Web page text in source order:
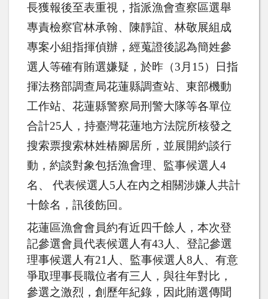
長獲報後至表重視， 指派漁會查察區選舉
專責檢察官林承翰、陳靜誼、林敬展組成
專案小組指揮偵辦，經蒐證後認為簡姓參
選人等確有賄選嫌疑，於昨（3 月 15）日指
揮法務部調查局花蓮縣調查站、東部機動
工作站、花蓮縣警察局刑警大隊等各單位
合計25 人，持臺灣花蓮地方法院所核發之
搜索票搜索林姓樁腳居所，並展開約談行
動，約談對象包括漁會理、監事候選人4
名、 代表候選人 5 人在內之相關涉嫌人共計
十餘名，訊後飭回。
花蓮區漁會會員約有近四千餘人，本次登
記參選會員代表候選人有43 人、登記參選
理事候選人有21 人、監事候選人8 人、有意
爭取理事長職位者有三人，與往年對比，
參選之激烈，創歷年紀錄，因此賄選傳聞